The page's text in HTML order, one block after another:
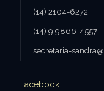
(14) 2104-6272
(14) 9.9866-4557
secretaria-
Facebook